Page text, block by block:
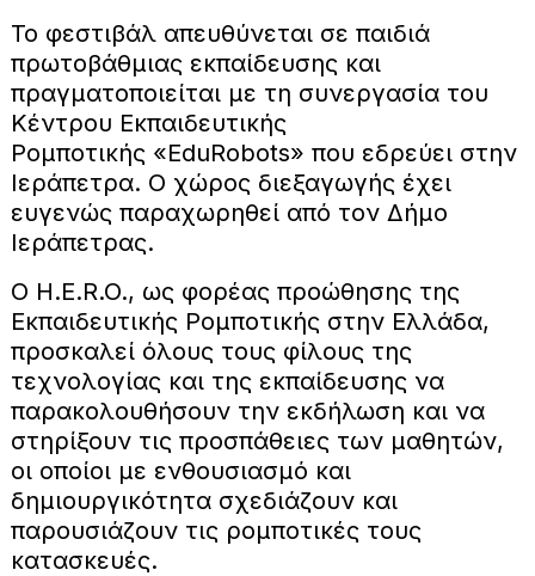
Το φεστιβάλ απευθύνεται σε παιδιά
πρωτοβάθμιας εκπαίδευσης και
πραγματοποιείται με τη συνεργασία του
Κέντρου Εκπαιδευτικής
Ρομποτικής «ΕduRobots» που εδρεύει στην
Ιεράπετρα. Ο χώρος διεξαγωγής έχει
ευγενώς παραχωρηθεί από τον Δήμο
Ιεράπετρας.
Ο H.E.R.O., ως φορέας προώθησης της
Εκπαιδευτικής Ρομποτικής στην Ελλάδα,
προσκαλεί όλους τους φίλους της
τεχνολογίας και της εκπαίδευσης να
παρακολουθήσουν την εκδήλωση και να
στηρίξουν τις προσπάθειες των μαθητών,
οι οποίοι με ενθουσιασμό και
δημιουργικότητα σχεδιάζουν και
παρουσιάζουν τις ρομποτικές τους
κατασκευές.